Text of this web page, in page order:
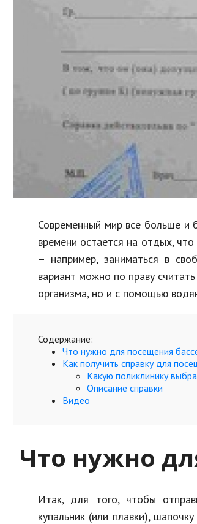
Образование
Культура
Авто, мото
Знаменитости
Современный мир все больше и
времени остается на отдых,
– например, заниматься в
вариант можно по праву
организма, но и с помощью
Содержание:
Что нужно для посещения
Как получить справку для
Какую поликлинику
Описание справки
Видео
Что нужно
Итак, для того, чтобы
купальник (или плавки),